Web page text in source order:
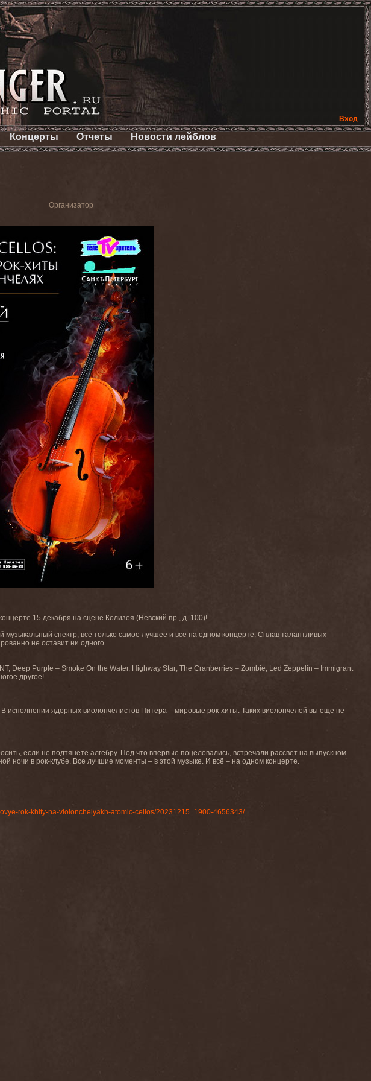
Вход
Концерты Отчеты Новости лейблов
Организатор
15 декабря на сцене Колизея (Невский пр., д. 100)!
спектр, всё только самое лучшее и все на одном концерте. Сплав талантливых
не оставит ни одного
Deep Purple – Smoke On the Water, Highway Star; The Cranberries – Zombie; Led Zeppelin – Immigrant
другое!
исполнении ядерных виолончелистов Питера – мировые рок-хиты. Таких виолончелей вы еще не
если не подтянете алгебру. Под что впервые поцеловались, встречали рассвет на выпускном.
ночи в рок-клубе. Все лучшие моменты – в этой музыке. И всё – на одном концерте.
rok-khity-na-violonchelyakh-atomic-cellos/20231215_1900-4656343/